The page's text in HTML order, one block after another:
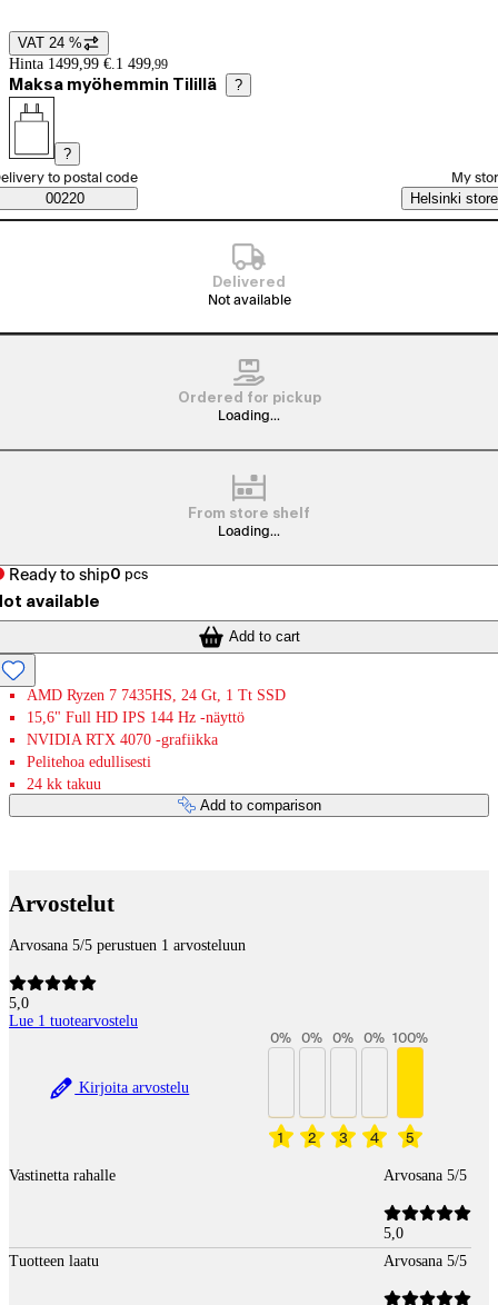
Price details
VAT 24 %
Hinta 1499,99 €. 1 499,99
Maksa myöhemmin Tilillä ?
?
Saatavuustiedot
order method
to postal code
00220
My
Helsinki store
Delivered
Not available
Ordered for pickup
Loading...
From store shelf
Loading...
Ready to ship0 pcs
available
Add to cart
AMD Ryzen 7 7435HS, 24 Gt, 1 Tt SSD
15,6" Full HD IPS 144 Hz -näyttö
NVIDIA RTX 4070 -grafiikka
Pelitehoa edullisesti
24 kk takuu
Add to comparison
Arvostelut
Arvosana 5/5 perustuen 1 arvosteluun
5,0
Lue 1 tuotearvostelu
Kirjoita arvostelu
1
0%
2
0%
3
0%
4
0%
5
100%
Vastinetta rahalle Arvosana 5/5
5,0
Tuotteen laatu
Arvosana 5/5